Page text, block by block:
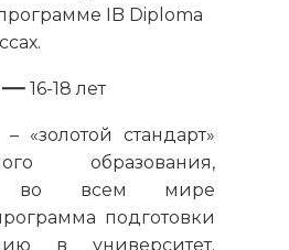
IB Diploma
—16-18 лет
– «золотой стандарт»
образования,
во всем мире
подготовки
в университет.